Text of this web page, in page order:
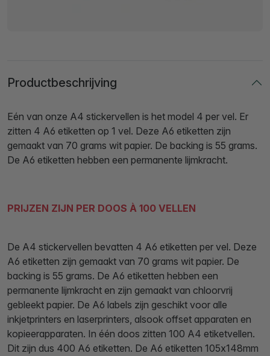
Productbeschrijving
Eén van onze A4 stickervellen is het model 4 per vel. Er
zitten 4 A6 etiketten op 1 vel. Deze A6 etiketten zijn
gemaakt van 70 grams wit papier. De backing is 55 grams.
De A6 etiketten hebben een permanente lijmkracht.
PRIJZEN ZIJN PER DOOS À 100 VELLEN
De A4 stickervellen bevatten 4 A6 etiketten per vel. Deze
A6 etiketten zijn gemaakt van 70 grams wit papier. De
backing is 55 grams. De A6 etiketten hebben een
permanente lijmkracht en zijn gemaakt van chloorvrij
gebleekt papier. De A6 labels zijn geschikt voor alle
inkjetprinters en laserprinters, alsook offset apparaten en
kopieerapparaten. In één doos zitten 100 A4 etiketvellen.
Dit zijn dus 400 A6 etiketten. De A6 etiketten 105x148mm